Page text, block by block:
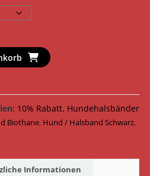
10% Rabatt, Hundehalsbänder
Biothane, Hund / Halsband Schwarz,
Informationen